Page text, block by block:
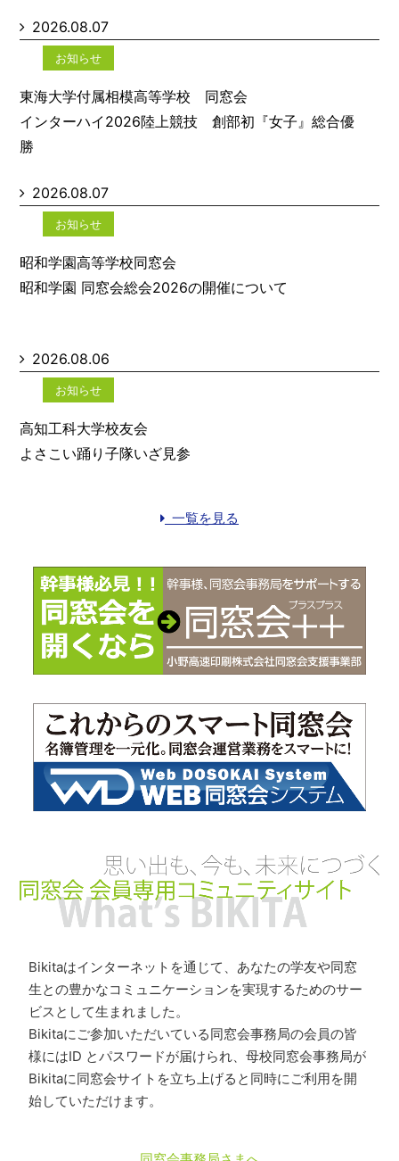
2026.08.07
お知らせ
東海大学付属相模高等学校 同窓会
インターハイ2026陸上競技 創部初『女子』総合優
勝
2026.08.07
お知らせ
昭和学園高等学校同窓会
昭和学園 同窓会総会2026の開催について
2026.08.06
お知らせ
高知工科大学校友会
よさこい踊り子隊いざ見参
一覧を見る
Bikitaはインターネットを通じて、あなたの学友や同窓
生との豊かなコミュニケーションを実現するためのサー
ビスとして生まれました。
Bikitaにご参加いただいている同窓会事務局の会員の皆
様にはID とパスワードが届けられ、母校同窓会事務局が
Bikitaに同窓会サイトを立ち上げると同時にご利用を開
始していただけます。